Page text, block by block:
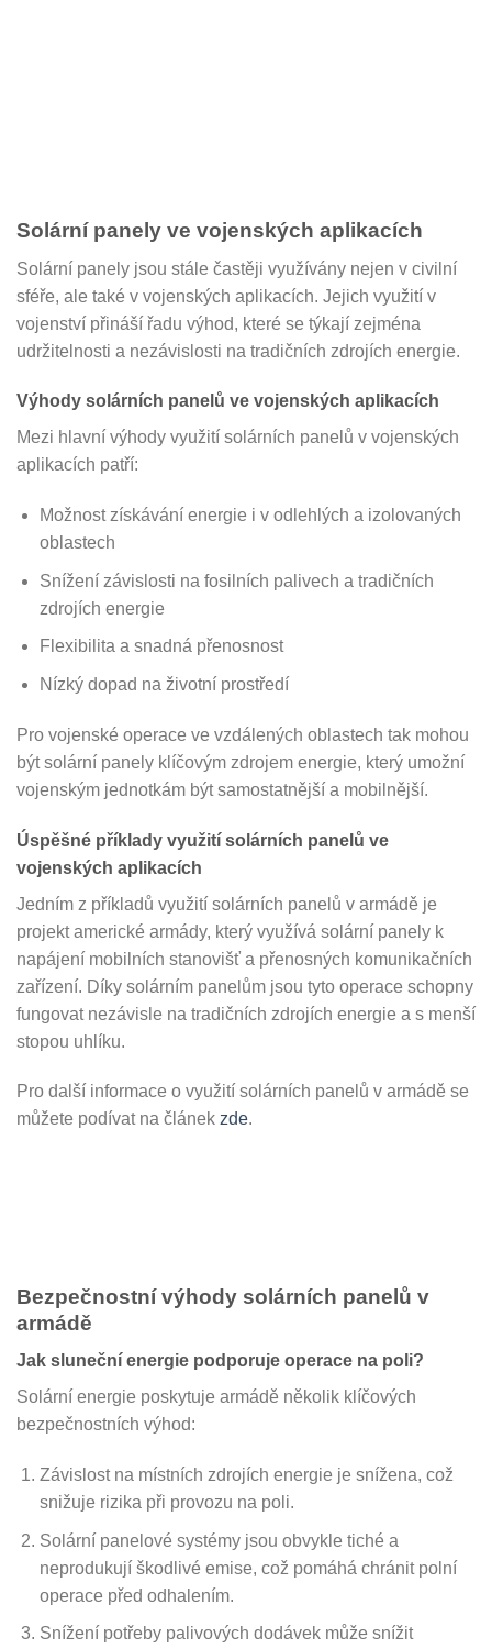
Solární panely ve vojenských aplikacích
Solární panely jsou stále častěji využívány nejen v civilní
sféře, ale také v vojenských aplikacích. Jejich využití v
vojenství přináší řadu výhod, které se týkají zejména
udržitelnosti a nezávislosti na tradičních zdrojích energie.
Výhody solárních panelů ve vojenských aplikacích
Mezi hlavní výhody využití solárních panelů v vojenských
aplikacích patří:
Možnost získávání energie i v odlehlých a izolovaných
oblastech
Snížení závislosti na fosilních palivech a tradičních
zdrojích energie
Flexibilita a snadná přenosnost
Nízký dopad na životní prostředí
Pro vojenské operace ve vzdálených oblastech tak mohou
být solární panely klíčovým zdrojem energie, který umožní
vojenským jednotkám být samostatnější a mobilnější.
Úspěšné příklady využití solárních panelů ve
vojenských aplikacích
Jedním z příkladů využití solárních panelů v armádě je
projekt americké armády, který využívá solární panely k
napájení mobilních stanovišť a přenosných komunikačních
zařízení. Díky solárním panelům jsou tyto operace schopny
fungovat nezávisle na tradičních zdrojích energie a s menší
stopou uhlíku.
Pro další informace o využití solárních panelů v armádě se
můžete podívat na článek zde.
Bezpečnostní výhody solárních panelů v
armádě
Jak sluneční energie podporuje operace na poli?
Solární energie poskytuje armádě několik klíčových
bezpečnostních výhod:
Závislost na místních zdrojích energie je snížena, což
snižuje rizika při provozu na poli.
Solární panelové systémy jsou obvykle tiché a
neprodukují škodlivé emise, což pomáhá chránit polní
operace před odhalením.
Snížení potřeby palivových dodávek může snížit